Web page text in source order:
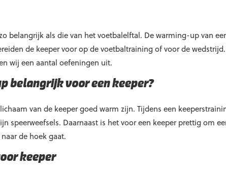
belangrijk als die van het voetbalelftal. De warming-up van
de keeper voor op de voetbaltraining of voor de
wij een aantal oefeningen uit.
belangrijk voor een keeper?
van de keeper goed warm zijn. Tijdens een
speerweefsels. Daarnaast is het voor een keeper prettig om
de hoek gaat.
keeper